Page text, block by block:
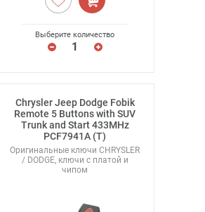
Выберите количество
Chrysler Jeep Dodge Fobik
Remote 5 Buttons with SUV
Trunk and Start 433MHz
PCF7941A (T)
Оригинальные ключи CHRYSLER
/ DODGE, ключи с платой и
чипом